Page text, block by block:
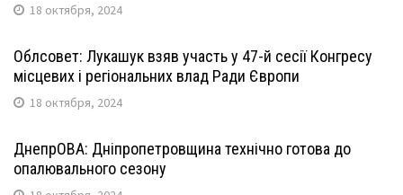
18 октября, 2024
Облсовет: Лукашук взяв участь у 47-й сесії Конгресу
місцевих і регіональних влад Ради Європи
18 октября, 2024
ДнепрОВА: Дніпропетровщина технічно готова до
опалювального сезону